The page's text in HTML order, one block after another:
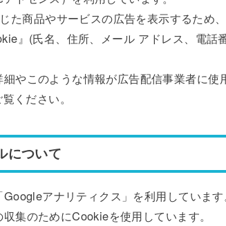
た商品やサービスの広告を表示するため
』(氏名、住所、メール アドレス、電話
やこのような情報が広告配信事業者に使
ください。
について
アナリティクス」を利用しています
集のためにCookieを使用しています。